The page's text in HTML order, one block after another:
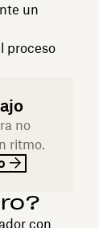
un
proceso
no
ritmo.
con